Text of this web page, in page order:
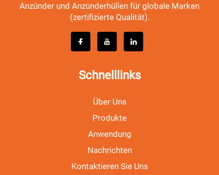
Anzünder und Anzünderhüllen für globale Marken
(zertifizierte Qualität).
Schnelllinks
Über Uns
Produkte
Anwendung
Nachrichten
Kontaktieren Sie Uns